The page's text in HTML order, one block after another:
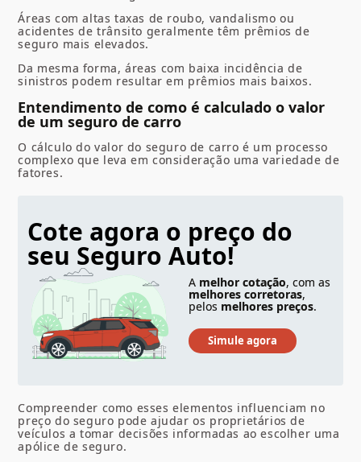
Áreas com altas taxas de roubo, vandalismo ou
acidentes de trânsito geralmente têm prêmios de
seguro mais elevados.
Da mesma forma, áreas com baixa incidência de
sinistros podem resultar em prêmios mais baixos.
Entendimento de como é calculado o valor
de um seguro de carro
O cálculo do valor do seguro de carro é um processo
complexo que leva em consideração uma variedade de
fatores.
Cote agora o preço do
seu Seguro Auto!
A melhor cotação, com as
melhores corretoras,
pelos melhores preços.
Compreender como esses elementos influenciam no
preço do seguro pode ajudar os proprietários de
veículos a tomar decisões informadas ao escolher uma
apólice de seguro.